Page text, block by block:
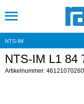
NTS-IM
NTS-IM L1 84
Artikelnummer: